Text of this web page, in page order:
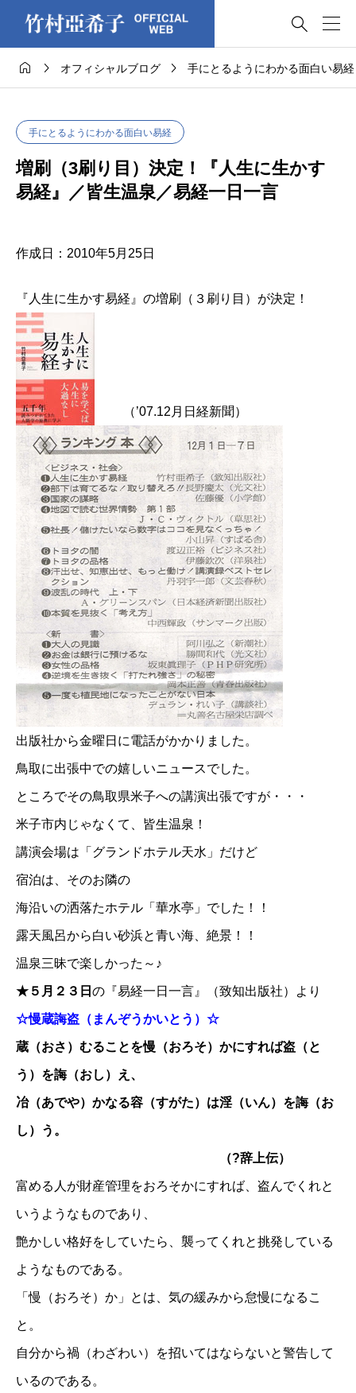

  オフィシャルブログ  手にとるようにわかる面白い易経
手にとるようにわかる面白い易経
増刷（3刷り目）決定！『人生に生かす
易経』／皆生温泉／易経一日一言
作成日：2010年5月25日
『人生に生かす易経』の増刷（３刷り目）が決定！
（’07.12月日経新聞）
出版社から金曜日に電話がかかりました。
鳥取に出張中での嬉しいニュースでした。
ところでその鳥取県米子への講演出張ですが・・・
米子市内じゃなくて、皆生温泉！
講演会場は「グランドホテル天水」だけど
宿泊は、そのお隣の
海沿いの洒落たホテル「華水亭」 でした！！
露天風呂から白い砂浜と青い海、絶景！！
温泉三昧で楽しかった～♪
★５月２３日 の『易経一日一言』（致知出版社）より
☆慢蔵誨盗（まんぞうかいとう）☆
蔵（おさ）むることを慢（おろそ）かにすれば盗（と
う）を誨（おし）え、
冶（あでや）かなる容（すがた）は淫（いん）を誨（お
し）う。
（?辞上伝）
富める人が財産管理をおろそかにすれば、盗んでくれと
いうようなものであり、
艶かしい格好をしていたら、襲ってくれと挑発している
ようなものである。
「慢（おろそ）か」とは、気の緩みから怠慢になるこ
と。
自分から禍（わざわい）を招いてはならないと警告して
いるのである。